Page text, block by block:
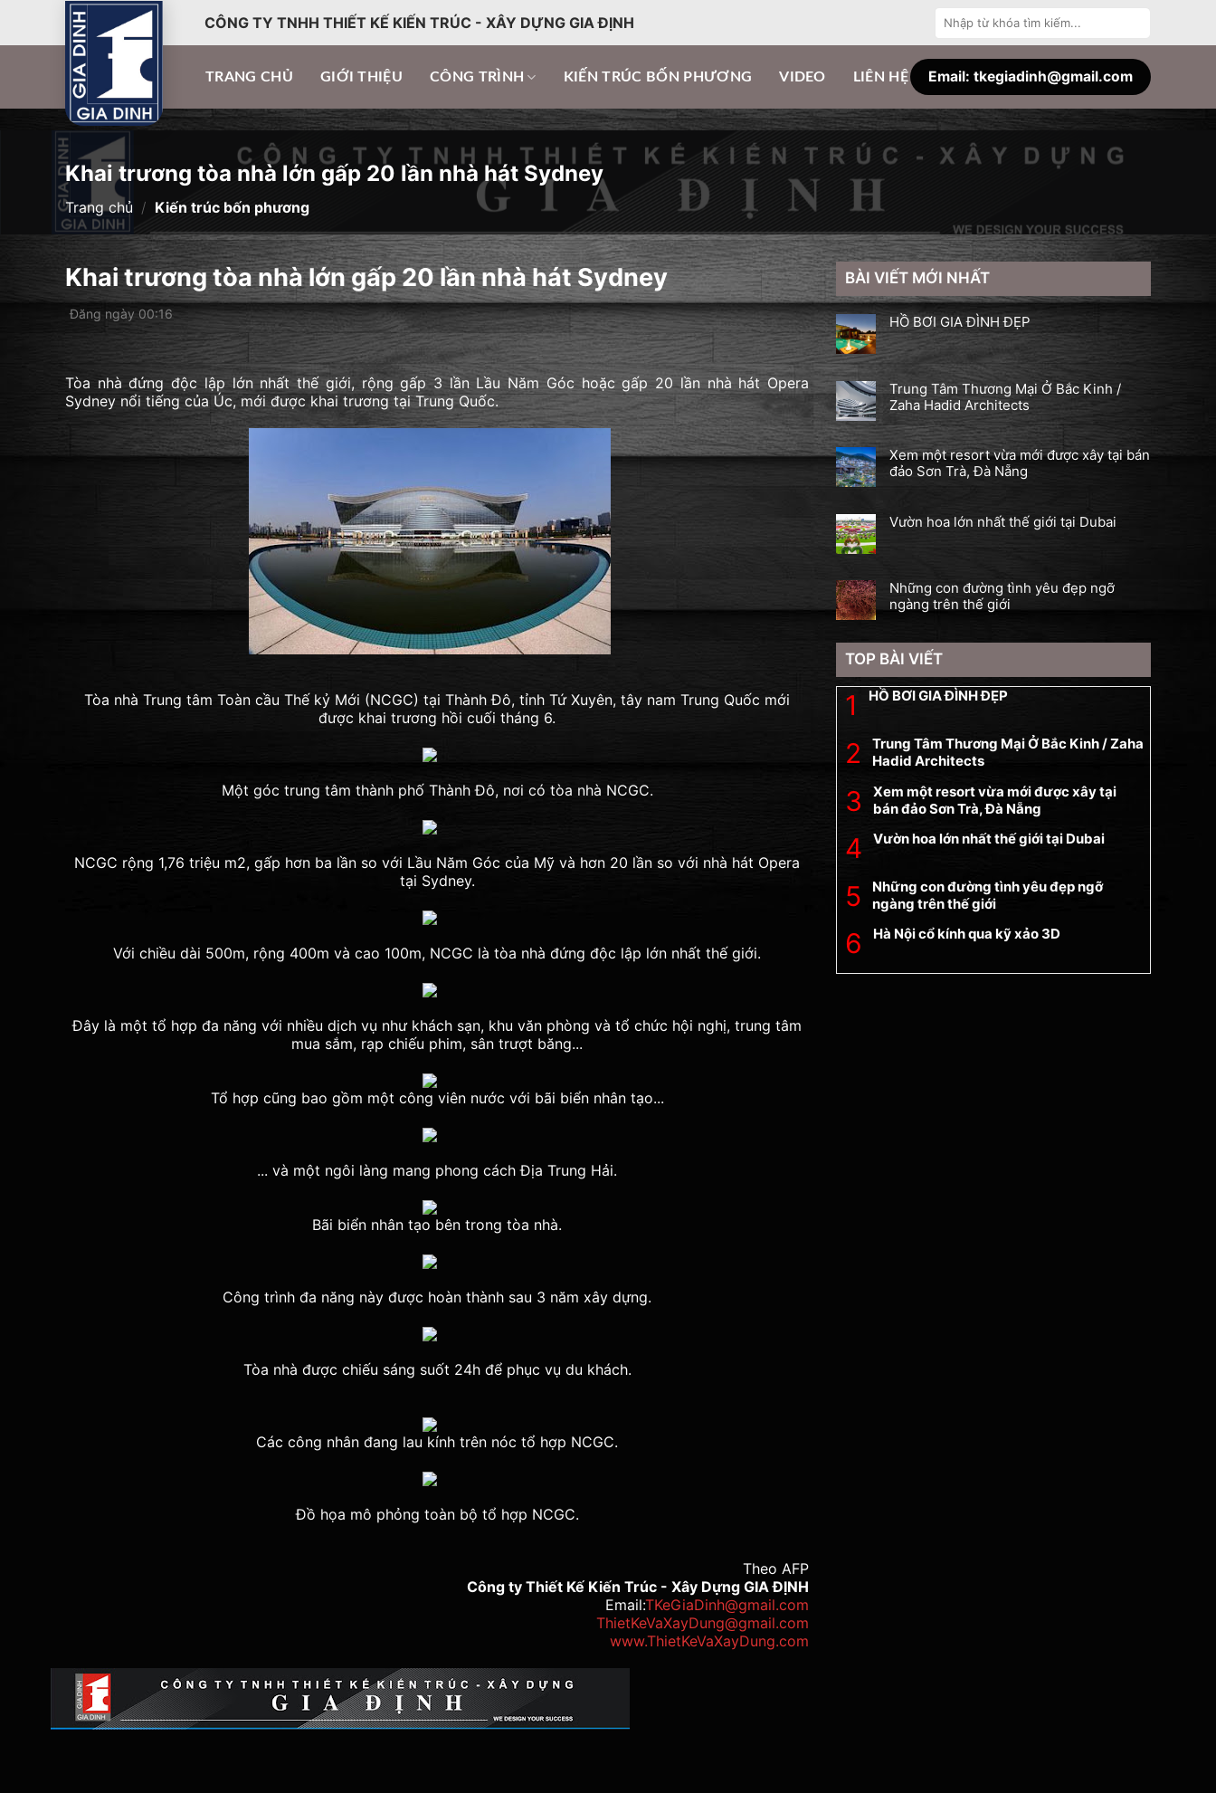
CÔNG TY TNHH THIẾT KẾ KIẾN TRÚC - XÂY DỰNG GIA ĐỊNH
kiếm:
TRANG CHỦ GIỚI THIỆU CÔNG TRÌNH KIẾN TRÚC BỐN PHƯƠNG VIDEO LIÊN HỆ Email: tkegiadinh@gmail.com
Khai trương tòa nhà lớn gấp 20 lần nhà hát Sydney
Trang chủ / Kiến trúc bốn phương
Khai trương tòa nhà lớn gấp 20 lần nhà hát Sydney
Đăng ngày 00:16
Tòa nhà đứng độc lập lớn nhất thế giới, rộng gấp 3 lần Lầu Năm Góc hoặc gấp 20 lần nhà hát Opera
Sydney nổi tiếng của Úc, mới được khai trương tại Trung Quốc.
Tòa nhà Trung tâm Toàn cầu Thế kỷ Mới (NCGC) tại Thành Đô, tỉnh Tứ Xuyên, tây nam Trung Quốc mới
được khai trương hồi cuối tháng 6.
Một góc trung tâm thành phố Thành Đô, nơi có tòa nhà NCGC.
NCGC rộng 1,76 triệu m2, gấp hơn ba lần so với Lầu Năm Góc của Mỹ và hơn 20 lần so với nhà hát Opera
tại Sydney.
Với chiều dài 500m, rộng 400m và cao 100m, NCGC là tòa nhà đứng độc lập lớn nhất thế giới.
Đây là một tổ hợp đa năng với nhiều dịch vụ như khách sạn, khu văn phòng và tổ chức hội nghị, trung tâm
mua sắm, rạp chiếu phim, sân trượt băng...
Tổ hợp cũng bao gồm một công viên nước với bãi biển nhân tạo...
... và một ngôi làng mang phong cách Địa Trung Hải.
Bãi biển nhân tạo bên trong tòa nhà.
Công trình đa năng này được hoàn thành sau 3 năm xây dựng.
Tòa nhà được chiếu sáng suốt 24h để phục vụ du khách.
Các công nhân đang lau kính trên nóc tổ hợp NCGC.
Đồ họa mô phỏng toàn bộ tổ hợp NCGC.
Theo AFP
Công ty Thiết Kế Kiến Trúc - Xây Dựng GIA ĐỊNH
Email:TKeGiaDinh@gmail.com
ThietKeVaXayDung@gmail.com
www.ThietKeVaXayDung.com
BÀI VIẾT MỚI NHẤT
HỒ BƠI GIA ĐÌNH ĐẸP
Trung Tâm Thương Mại Ở Bắc Kinh /
Zaha Hadid Architects
Xem một resort vừa mới được xây tại bán
đảo Sơn Trà, Đà Nẵng
Vườn hoa lớn nhất thế giới tại Dubai
Những con đường tình yêu đẹp ngỡ
ngàng trên thế giới
TOP BÀI VIẾT
HỒ BƠI GIA ĐÌNH ĐẸP
Trung Tâm Thương Mại Ở Bắc Kinh / Zaha
Hadid Architects
Xem một resort vừa mới được xây tại
bán đảo Sơn Trà, Đà Nẵng
Vườn hoa lớn nhất thế giới tại Dubai
Những con đường tình yêu đẹp ngỡ
ngàng trên thế giới
Hà Nội cổ kính qua kỹ xảo 3D